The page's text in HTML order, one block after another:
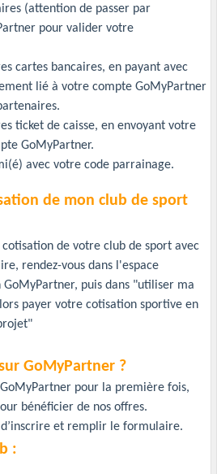
(attention de passer par
pour valider votre
cartes bancaires, en payant avec
lié à votre compte GoMyPartner
ticket de caisse, en envoyant votre
GoMyPartner.
avec votre code parrainage.
de mon club de sport
de votre club de sport avec
rendez-vous dans l'espace
puis dans "utiliser ma
payer votre cotisation sportive en
GoMyPartner ?
pour la première fois,
bénéficier de nos offres.
et remplir le formulaire.
: